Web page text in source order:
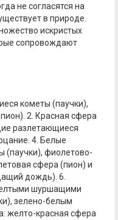
не согласятся на
в природе.
искристых
сопровождают
кометы (паучки),
2. Красная сфера
разлетающиеся
4. Белые
фиолетово-
сфера (пион) и
дождь). 6.
шуршащими
зелено-белым
желто-красная сфера